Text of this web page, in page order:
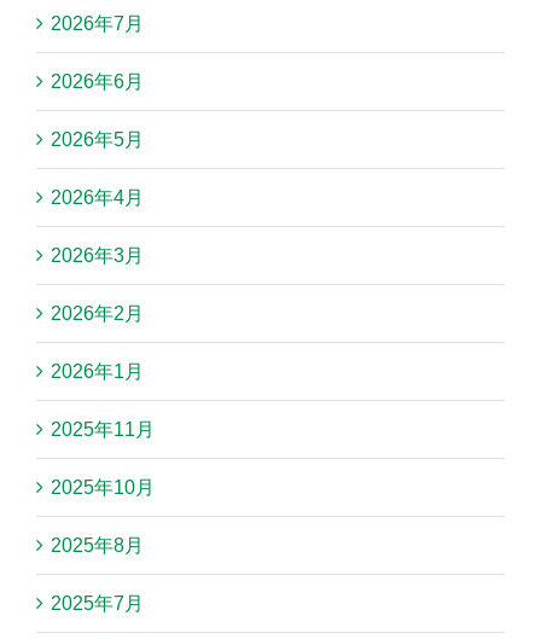
2026年7月
2026年6月
2026年5月
2026年4月
2026年3月
2026年2月
2026年1月
2025年11月
2025年10月
2025年8月
2025年7月